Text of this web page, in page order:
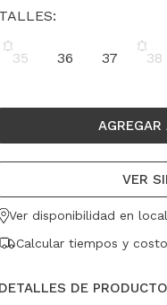
TALLES:
35 36 37 38
VER
Ver disponibilidad en
Calcular tiempos y
DETALLES DE PRODUCTO